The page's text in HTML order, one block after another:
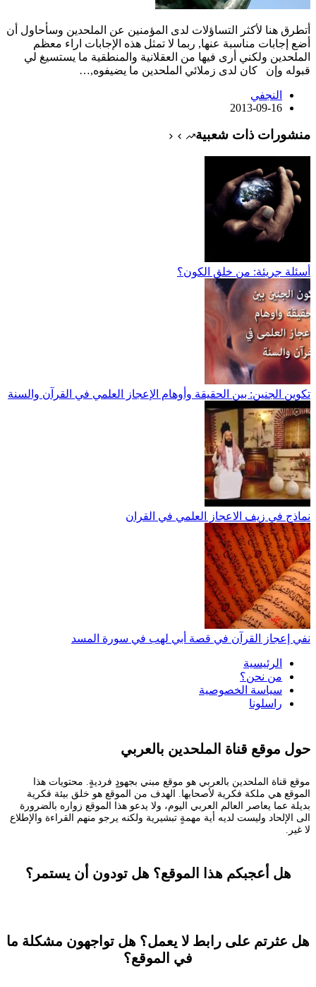
أتطرق هنا لأكثر التساؤلات لدى المؤمنين عن الملحدين وسأحاول أن
أضع إجابات مناسبة عنها, ربما لا تمثل هذه الإجابات اراء معظم
الملحدين ولكني أرى فيها من العقلانية والمنطقية ما يستسيغ لي
قبوله وإن كان لدى زملائي الملحدين ما يضيفوه,…
النجفي
2013-09-16
منشورات ذات شعبية
أسئلة جريئة: من خلق الكون؟
تكوين الجنين: بين الحقيقة وأوهام الإعجاز العلمي في القرآن والسنة
نماذج في زيف الاعجاز العلمي في القران
نفي إعجاز القرآن في قصة أبي لهب في سورة المسد
الرئيسية
من نحن؟
سياسة الخصوصية
راسلونا
حول موقع قناة الملحدين بالعربي
موقع قناة الملحدين بالعربي هو موقع مبني بجهودٍ فرديةٍ. محتويات هذا
الموقع هي ملكة فكرية لأصحابها. الهدف من الموقع هو خلق بيئة فكرية
بديلة عما يعاصر العالم العربي اليوم، ولا يدعو هذا الموقع زواره بالضرورة
الى الإلحاد وليست لديه أية مهمةٍ تبشيرية ولكنه يرجو منهم القراءة والإطلاع
لا غير.
هل أعجبكم هذا الموقع؟ هل تودون أن يستمر؟
هل عثرتم على رابط لا يعمل؟ هل تواجهون مشكلة ما
في الموقع؟